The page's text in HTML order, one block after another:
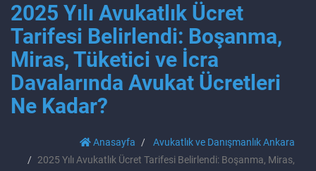
2025 Yılı Avukatlık Ücret
Tarifesi Belirlendi: Boşanma,
Miras, Tüketici ve İcra
Davalarında Avukat Ücretleri
Ne Kadar?
Anasayfa
Avukatlık ve Danışmanlık Ankara
2025 Yılı Avukatlık Ücret Tarifesi Belirlendi: Boşanma, Miras,